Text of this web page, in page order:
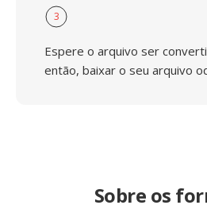
3
Espere o arquivo ser
então, baixar o seu arquivo
Sobre os